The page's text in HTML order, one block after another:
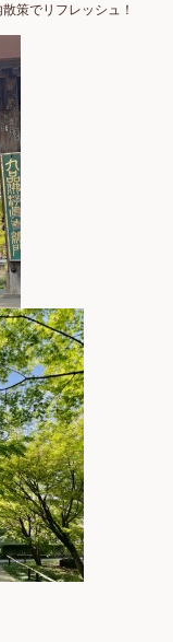
策でリフレッシュ！